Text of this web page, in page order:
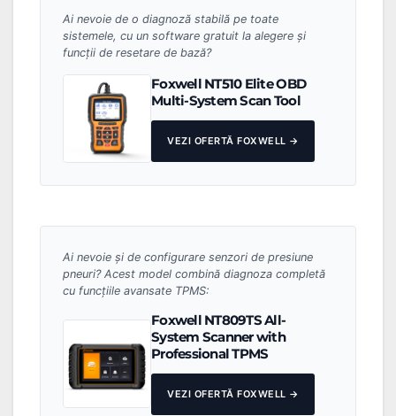
Ai nevoie de o diagnoză stabilă pe toate
sistemele, cu un software gratuit la alegere și
funcții de resetare de bază?
Foxwell NT510 Elite OBD
Multi-System Scan Tool
VEZI OFERTĂ FOXWELL →
Ai nevoie și de configurare senzori de presiune
pneuri? Acest model combină diagnoza completă
cu funcțiile avansate TPMS:
Foxwell NT809TS All-
System Scanner with
Professional TPMS
VEZI OFERTĂ FOXWELL →